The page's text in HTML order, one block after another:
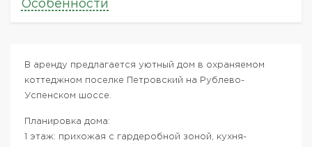
Особенности
В аренду предлагается уютный дом в охраняемом
коттеджном поселке Петровский на Рублево-
Успенском шоссе.
Планировка дома:
1 этаж: прихожая с гардеробной зоной, кухня-